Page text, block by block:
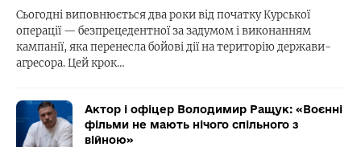
Сьогодні виповнюється два роки від початку Курської
операції — безпрецедентної за задумом і виконанням
кампанії, яка перенесла бойові дії на територію держави-
агресора. Цей крок…
Актор і офіцер Володимир Ращук: «Воєнні
фільми не мають нічого спільного з
війною»